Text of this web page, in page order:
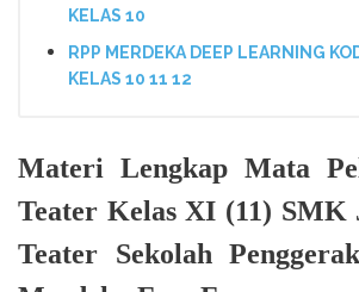
KELAS 10
RPP MERDEKA DEEP LEARNING
KELAS 10 11 12
Materi Lengkap Mata
Teater Kelas XI (11) SMK
Teater Sekolah